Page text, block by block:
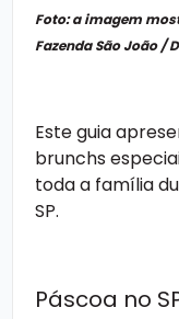
Foto: a imagem
Fazenda São João /
Este guia
brunchs
toda a família
SP.
Páscoa no